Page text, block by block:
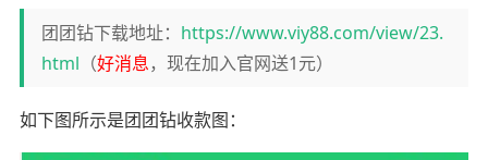
团团钻下载地址： https://www.viy88.com/view/23.
html （好消息，现在加入官网送1元）
如下图所示是团团钻收款图：